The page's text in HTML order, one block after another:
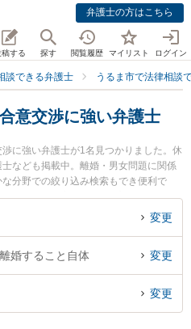
弁護士の方はこちら
稿する 探す 閲覧履歴 マイリスト ログイン
談できる弁護士 うるま市で法律相談
意交渉に強い弁護士
に強い弁護士が1名見つかりました。休
なども掲載中。離婚・男女問題に関係
分野での絞り込み検索もでき便利で
の松山 清一郎弁護士のプロフィール情
います。『うるま市で土日や夜間に発
今すぐに弁護士に相談したい』『離婚
相談できるうるま市内の弁護士に相談
におすすめです。
変更
婚すること自体 変更
変更